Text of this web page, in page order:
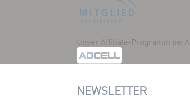
Unser Affiliate-Programm bei
NEWSLETTER